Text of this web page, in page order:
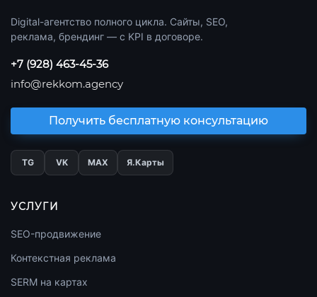
Digital-агентство полного цикла. Сайты, SEO,
реклама, брендинг — с KPI в договоре.
+7 (928) 463-45-36
info@rekkom.agency
Получить бесплатную консультацию
TG VK МАХ Я.Карты
УСЛУГИ
SEO-продвижение
Контекстная реклама
SERM на картах